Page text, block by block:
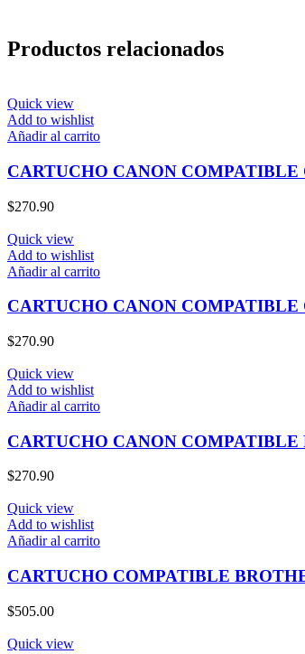
Productos relacionados
Quick view
Add to wishlist
Añadir al carrito
CARTUCHO CANON
$270.90
Quick view
Add to wishlist
Añadir al carrito
CARTUCHO CANON
$270.90
Quick view
Add to wishlist
Añadir al carrito
CARTUCHO CANON COMPATIBLE
$270.90
Quick view
Add to wishlist
Añadir al carrito
CARTUCHO COMPATIBLE
$505.00
Quick view